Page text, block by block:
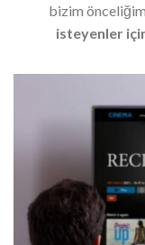
bizim
isteyenler